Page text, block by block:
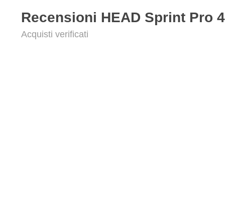
Recensioni HEAD Sprint Pro
Acquisti verificati